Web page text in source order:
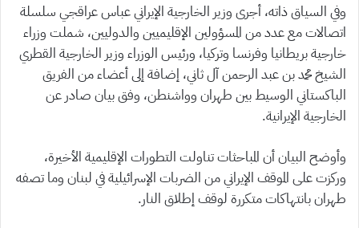
وفي السياق ذاته، أجرى وزير الخارجية الإيراني عباس عراقجي سلسلة
اتصالات مع عدد من المسؤولين الإقليميين والدوليين، شملت وزراء
خارجية بريطانيا وفرنسا وتركيا، ورئيس الوزراء وزير الخارجية القطري
الشيخ محمد بن عبد الرحمن آل ثاني، إضافة إلى أعضاء من الفريق
الباكستاني الوسيط بين طهران وواشنطن، وفق بيان صادر عن
الخارجية الإيرانية.
وأوضح البيان أن المباحثات تناولت التطورات الإقليمية الأخيرة،
وركزت على الموقف الإيراني من الضربات الإسرائيلية في لبنان وما تصفه
طهران بانتهاكات متكررة لوقف إطلاق النار.